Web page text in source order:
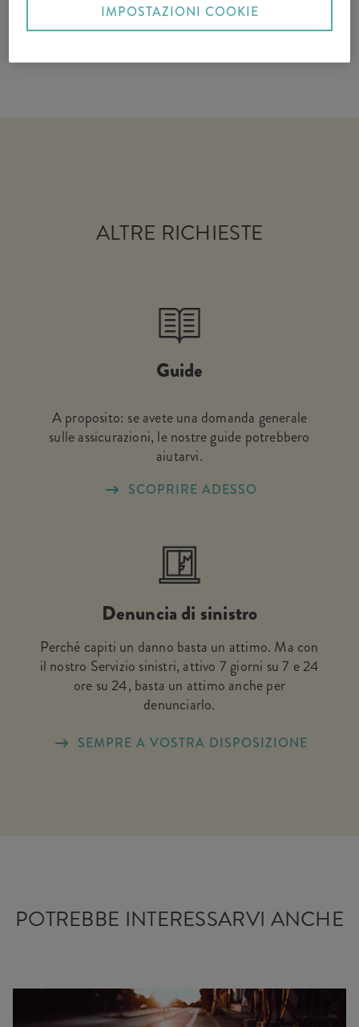
ALTRE RICHIESTE
Guide
A proposito: se avete una domanda generale
sulle assicurazioni, le nostre guide potrebbero
aiutarvi.
SCOPRIRE ADESSO
Denuncia di sinistro
Perché capiti un danno basta un attimo. Ma con
il nostro Servizio sinistri, attivo 7 giorni su 7 e 24
ore su 24, basta un attimo anche per
denunciarlo.
SEMPRE A VOSTRA DISPOSIZIONE
POTREBBE INTERESSARVI ANCHE
IMPOSTAZIONI COOKIE